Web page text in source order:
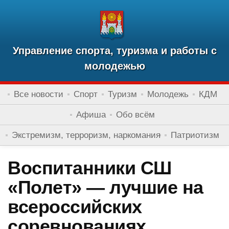
Управление спорта, туризма и работы с
молодежью
Все новости Спорт Туризм Молодежь КДМ
Афиша Обо всём
Экстремизм, терроризм, наркомания Патриотизм
Воспитанники СШ
«Полет» — лучшие на
всероссийских